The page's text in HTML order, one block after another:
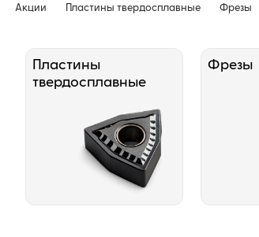
Акции Пластины твердосплавные Фрезы
Пластины
твердосплавные
Фрезы